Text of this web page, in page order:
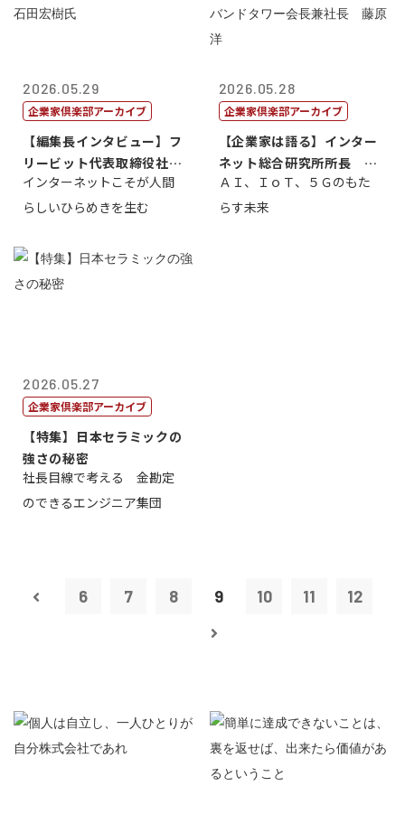
2026.05.29
企業家倶楽部アーカイブ
【編集長インタビュー】フ
リービット代表取締役社長
ＣＥＯ 石田...
インターネットこそが人間
らしいひらめきを生む
2026.05.28
企業家倶楽部アーカイブ
【企業家は語る】インター
ネット総合研究所所長 ブ
ロードバンド...
ＡＩ、ＩｏＴ、５Ｇのもた
らす未来
2026.05.27
企業家倶楽部アーカイブ
【特集】日本セラミックの
強さの秘密
社長目線で考える 金勘定
のできるエンジニア集団
6 7 8 9 10 11 12